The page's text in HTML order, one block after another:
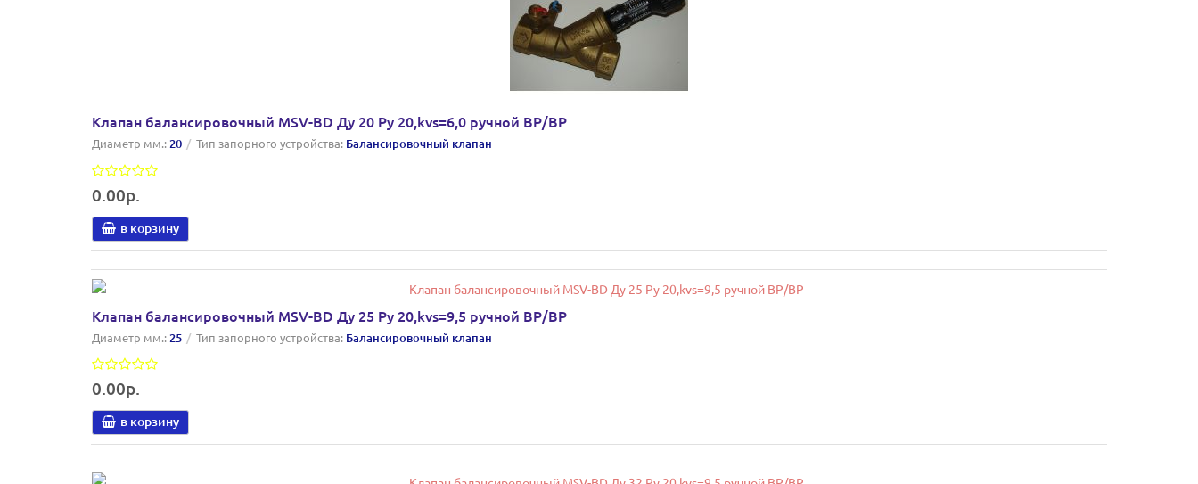
Клапан балансировочный MSV-BD Ду 20 Ру 20,kvs=6,0 ручной ВР/ВР
Диаметр мм.:20 Тип запорного устройства: Балансировочный клапан
0.00р.
в корзину
Клапан балансировочный MSV-BD Ду 25 Ру 20,kvs=9,5 ручной ВР/ВР
Диаметр мм.: 25 Тип запорного устройства: Балансировочный клапан
0.00р.
в корзину